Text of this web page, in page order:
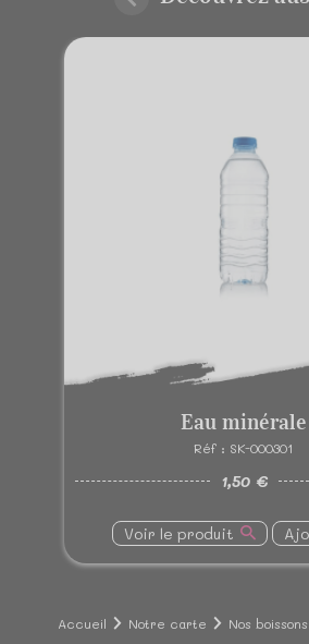
Eau minérale
Réf : SK-000301
1,50 €
Voir le produit
Accueil Notre carte Nos boissons